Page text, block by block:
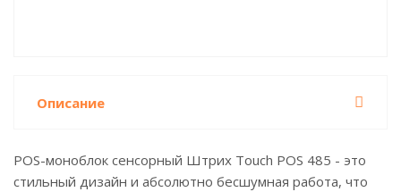
Описание
POS-моноблок сенсорный Штрих Touch POS 485 - это
стильный дизайн и абсолютно бесшумная работа, что